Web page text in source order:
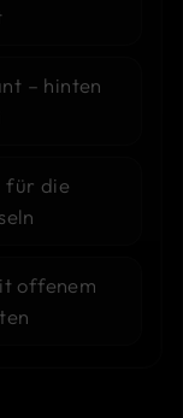
– hinten
für die
offenem